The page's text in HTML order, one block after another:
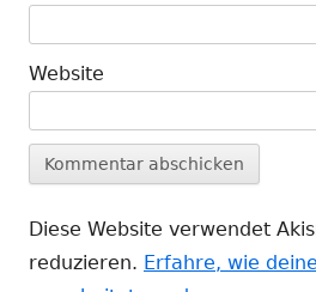
Website
Diese Website verwendet
reduzieren. Erfahre, wie